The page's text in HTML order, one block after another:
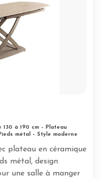
à 190 cm – Plateau
métal – Style moderne
plateau en céramique
métal, design
une salle à manger